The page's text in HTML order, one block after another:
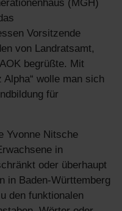
(MGH)
Vorsitzende
von Landratsamt,
begrüßte. Mit
wolle man sich
für
Yvonne Nitsche
in
oder überhaupt
in Baden-Württemberg
den funktionalen